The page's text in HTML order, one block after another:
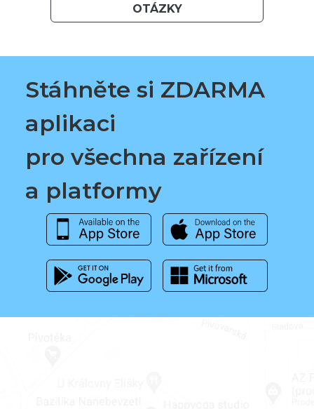
OTÁZKY
Stáhněte si ZDARMA
aplikaci
pro všechna zařízení
a platformy